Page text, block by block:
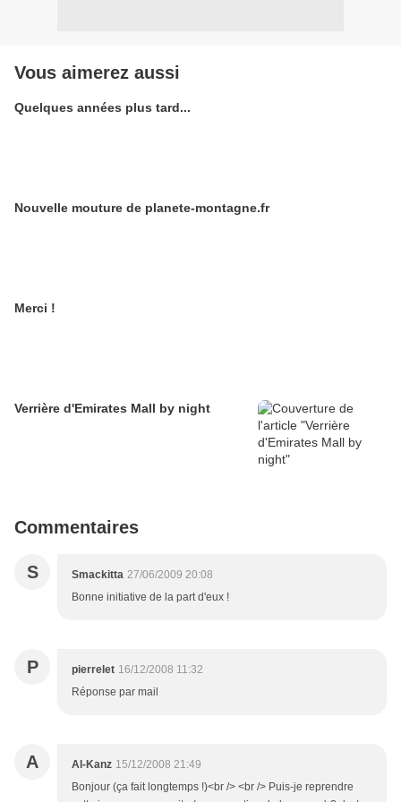
Vous aimerez aussi
Quelques années plus tard...
Nouvelle mouture de planete-montagne.fr
Merci !
Verrière d'Emirates Mall by night
Commentaires
S Smackitta 27/06/2009 20:08
Bonne initiative de la part d'eux !
P pierrelet 16/12/2008 11:32
Réponse par mail
A Al-Kanz 15/12/2008 21:49
Bonjour (ça fait longtemps !)<br /> <br /> Puis-je reprendre